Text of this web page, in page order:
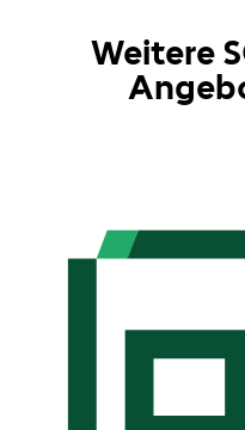
Weitere